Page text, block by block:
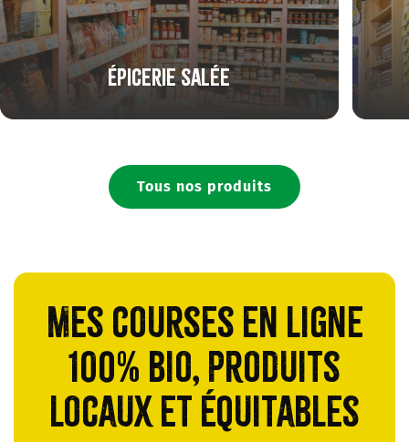
Épicerie salée
Tous nos produits
Mes courses en ligne
100% bio, produits
locaux et équitables